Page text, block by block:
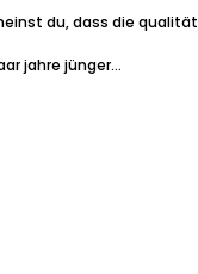
du, dass die
jahre jünger...